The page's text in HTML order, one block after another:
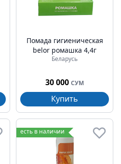
Помада гигиеническая
belor ромашка 4,4г
Беларусь
30 000 СУМ
Купить
есть в наличии